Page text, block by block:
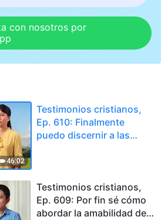
con nosotros por
46:02
Testimonios cristianos,
Ep. 610: Finalmente
puedo discernir a las
Testimonios cristianos,
Ep. 609: Por fin sé cómo
abordar la amabilidad de